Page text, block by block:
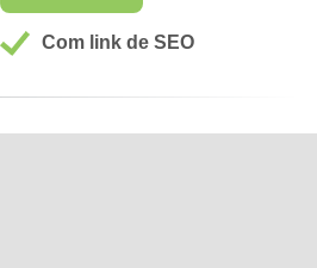
Com link de SEO